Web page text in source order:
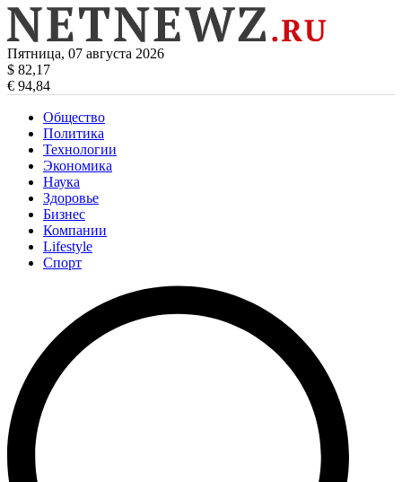
Пятница, 07 августа 2026
$ 82,17
€ 94,84
Общество
Политика
Технологии
Экономика
Наука
Здоровье
Бизнес
Компании
Lifestyle
Спорт